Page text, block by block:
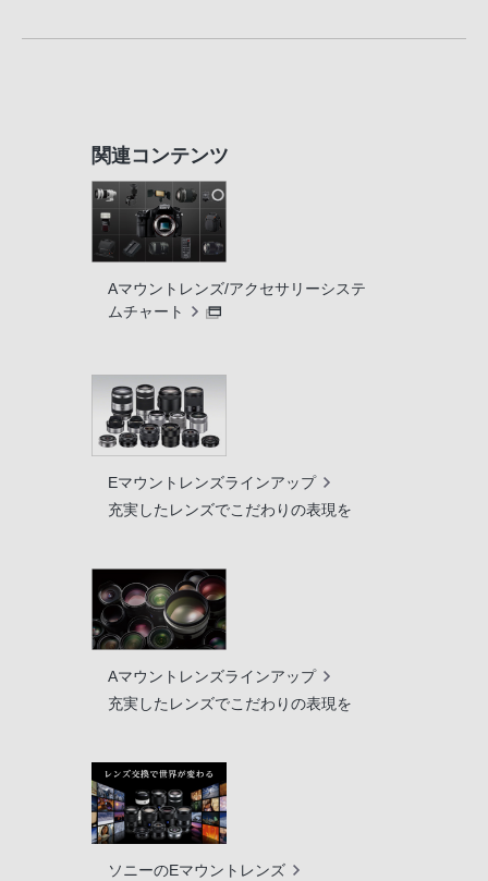
関連コンテンツ
Aマウントレンズ/アクセサリーシステ
ムチャート
Eマウントレンズラインアップ
充実したレンズでこだわりの表現を
Aマウントレンズラインアップ
充実したレンズでこだわりの表現を
ソニーのEマウントレンズ